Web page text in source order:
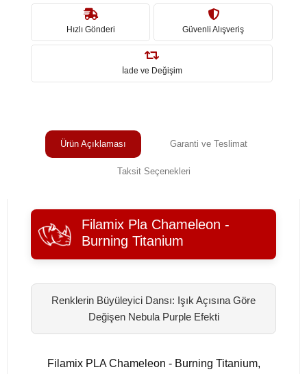
Hızlı Gönderi Güvenli Alışveriş
İade ve Değişim
Ürün Açıklaması Garanti ve Teslimat
Taksit Seçenekleri
Filamix Pla Chameleon -
Burning Titanium
Renklerin Büyüleyici Dansı: Işık Açısına Göre
Değişen Nebula Purple Efekti
Filamix PLA Chameleon - Burning Titanium,